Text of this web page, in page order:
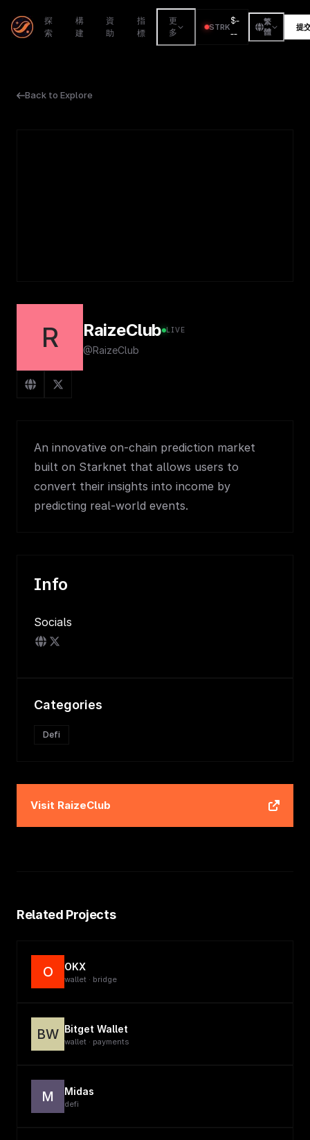
探
索
構
建
資
助
指
標
更
多
STRK
$-
--
繁
體
提
Back to Explore
R RaizeClub LIVE
@RaizeClub
An innovative on-chain prediction market
built on Starknet that allows users to
convert their insights into income by
predicting real-world events.
Info
Socials
Categories
Defi
Visit RaizeClub
Related Projects
O OKX
wallet · bridge
BW Bitget Wallet
wallet · payments
M Midas
defi